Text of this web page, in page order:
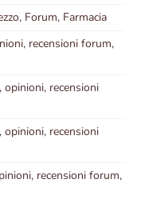
Forum, Farmacia
recensioni forum,
opinioni, recensioni
opinioni, recensioni
recensioni forum,